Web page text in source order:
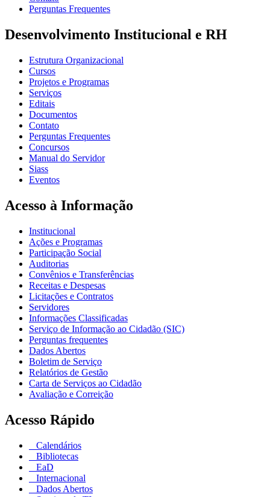
Perguntas Frequentes
Desenvolvimento Institucional e RH
Estrutura Organizacional
Cursos
Projetos e Programas
Serviços
Editais
Documentos
Contato
Perguntas Frequentes
Concursos
Manual do Servidor
Siass
Eventos
Acesso à Informação
Institucional
Ações e Programas
Participação Social
Auditorias
Convênios e Transferências
Receitas e Despesas
Licitações e Contratos
Servidores
Informações Classificadas
Serviço de Informação ao Cidadão (SIC)
Perguntas frequentes
Dados Abertos
Boletim de Serviço
Relatórios de Gestão
Carta de Serviços ao Cidadão
Avaliação e Correição
Acesso Rápido
Calendários
Bibliotecas
EaD
Internacional
Dados Abertos